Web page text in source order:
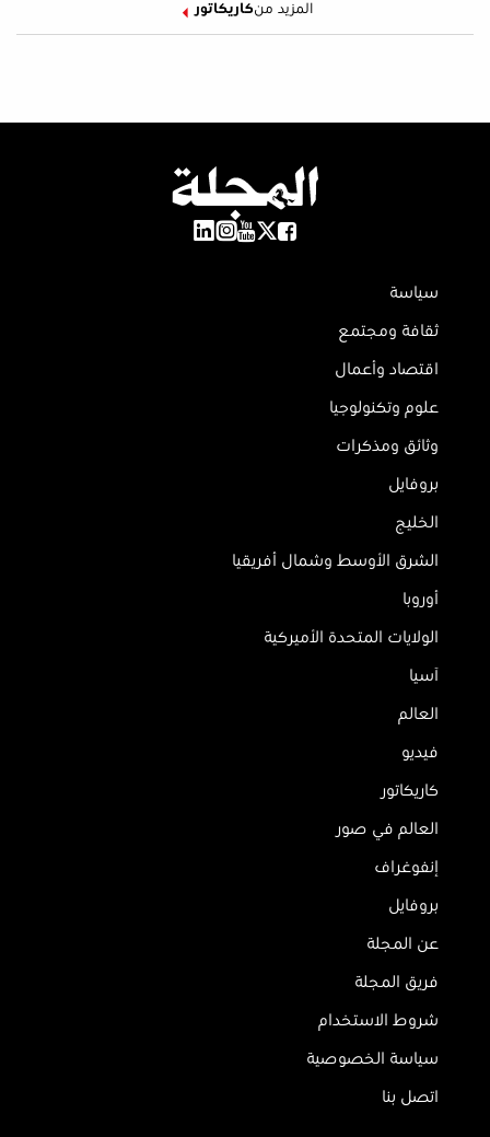
المزيد منكاريكاتور
سياسة
ثقافة ومجتمع
اقتصاد وأعمال
علوم وتكنولوجيا
وثائق ومذكرات
بروفايل
الخليج
الشرق الأوسط وشمال أفريقيا
أوروبا
الولايات المتحدة الأميركية
آسيا
العالم
فيديو
كاريكاتور
العالم في صور
إنفوغراف
بروفايل
عن المجلة
فريق المجلة
شروط الاستخدام
سياسة الخصوصية
اتصل بنا